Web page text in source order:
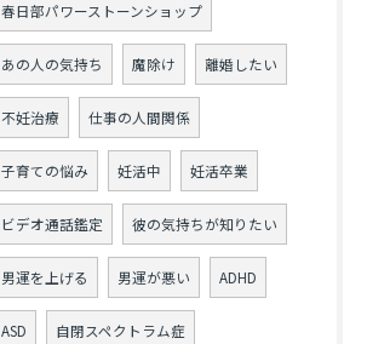
春日部パワーストーンショップ
あの人の気持ち 魔除け 離婚したい
不妊治療 仕事の人間関係
子育ての悩み 妊活中 妊活卒業
ビデオ通話鑑定 彼の気持ちが知りたい
男運を上げる 男運が悪い ADHD
ASD 自閉スペクトラム症